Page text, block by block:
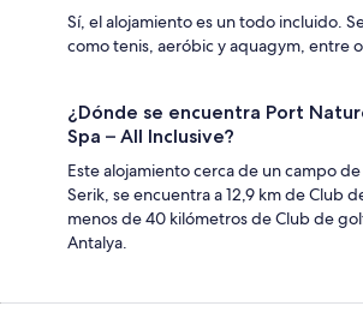
Sí, el alojamiento es un todo incluido.
como tenis, aeróbic y aquagym, entre
¿Dónde se encuentra Port
Spa – All Inclusive?
Este alojamiento cerca de un campo
Serik, se encuentra a 12,9 km de Club
menos de 40 kilómetros de Club de
Antalya.